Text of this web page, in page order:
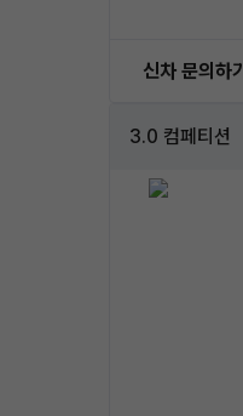
신차 문의하기
3.0 컴페티션